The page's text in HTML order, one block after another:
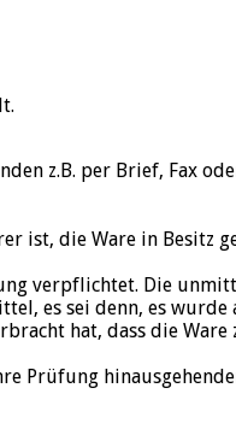
z.B. per Brief, Fax
ist, die Ware in Besitz
verpflichtet. Die
es sei denn, es wurde
hat, dass die
Prüfung